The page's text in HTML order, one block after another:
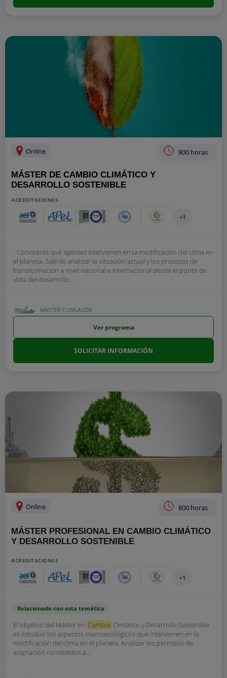
Online 800 horas
MÁSTER DE CAMBIO CLIMÁTICO Y
DESARROLLO SOSTENIBLE
ACREDITACIONES
+1
- Conocerás qué agentes intervienen en la modificación del clima en
el planeta.-Sabrás analizar la situación actual y los procesos de
transformación a nivel nacional e internacional desde el punto de
vista del desarrollo...
MÁSTER CUMLAUDE
Ver programa
SOLICITAR INFORMACIÓN
Online 800 horas
MÁSTER PROFESIONAL EN CAMBIO CLIMÁTICO
Y DESARROLLO SOSTENIBLE
ACREDITACIONES
+1
Relacionado con esta temática
El objetivo del Máster en Cambio Climático y Desarrollo Sostenible
es estudiar los aspectos macroecológicos que intervienen en la
modificación del clima en el planeta. Analizar los permisos de
asignación concedidos a...